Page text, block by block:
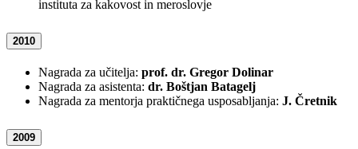
instituta za kakovost in meroslovje
2010
Nagrada za učitelja: prof. dr. Gregor Dolinar
Nagrada za asistenta: dr. Boštjan Batagelj
Nagrada za mentorja praktičnega usposabljanja: J. Čretnik
2009